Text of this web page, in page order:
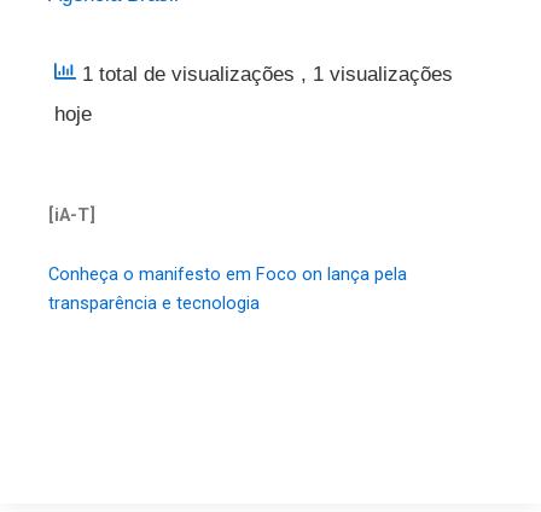
1 total de visualizações , 1 visualizações
hoje
[iA-T]
Conheça o manifesto em Foco on lança pela
transparência e tecnologia